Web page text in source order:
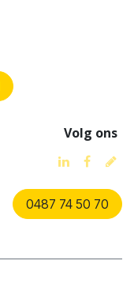
Volg ons
0487 74 50 70